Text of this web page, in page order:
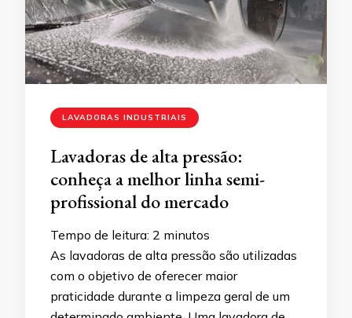
LAVADORAS INDUSTRIAIS
Lavadoras de alta pressão:
conheça a melhor linha semi-
profissional do mercado
Tempo de leitura: 2 minutos
As lavadoras de alta pressão são utilizadas
com o objetivo de oferecer maior
praticidade durante a limpeza geral de um